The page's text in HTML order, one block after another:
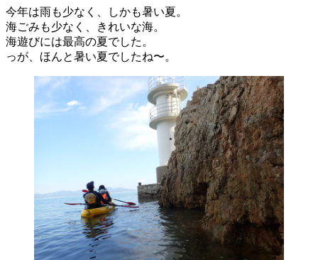
今年は雨も少なく、しかも暑い夏。
海ごみも少なく、きれいな海。
海遊びには最高の夏でした。
っが、ほんと暑い夏でしたね〜。